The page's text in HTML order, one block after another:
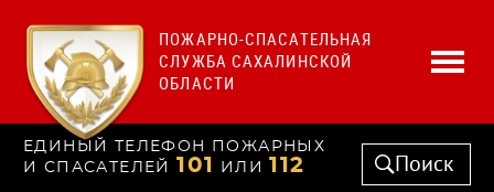
ПОЖАРНО-СПАСАТЕЛЬНАЯ
СЛУЖБА САХАЛИНСКОЙ
ОБЛАСТИ
ЕДИНЫЙ ТЕЛЕФОН ПОЖАРНЫХ
И СПАСАТЕЛЕЙ 101 ИЛИ 112 Поиск